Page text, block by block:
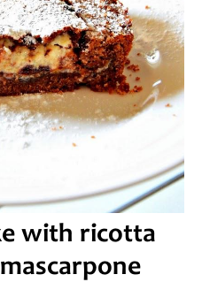
with ricotta